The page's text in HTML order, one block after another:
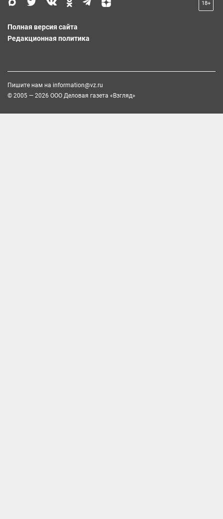
18+
Полная версия сайта
Редакционная политика
Пишите нам на information@vz.ru
© 2005 — 2026 ООО Деловая газета «Взгляд»